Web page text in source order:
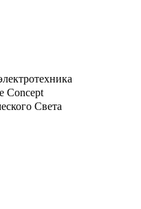
Concept
Света